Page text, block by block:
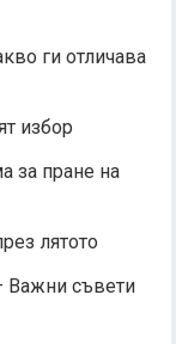
ги отличава
избор
за пране на
лятото
Важни съвети